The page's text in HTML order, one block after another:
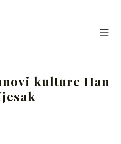
kulture Han